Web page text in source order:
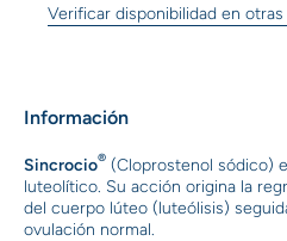
Verificar disponibilidad en otras
Información
Sincrocio® (Cloprostenol sódico)
luteolítico. Su acción origina la
del cuerpo lúteo (luteólisis)
ovulación normal.